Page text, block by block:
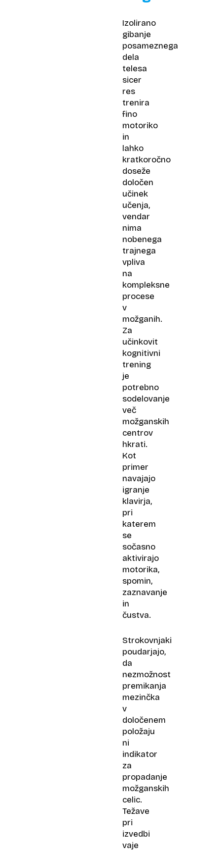
Izolirano
gibanje
posameznega
dela
telesa
sicer
res
trenira
fino
motoriko
in
lahko
kratkoročno
doseže
določen
učinek
učenja,
vendar
nima
nobenega
trajnega
vpliva
na
kompleksne
procese
v
možganih.
Za
učinkovit
kognitivni
trening
je
potrebno
sodelovanje
več
možganskih
centrov
hkrati.
Kot
primer
navajajo
igranje
klavirja,
pri
katerem
se
sočasno
aktivirajo
motorika,
spomin,
zaznavanje
in
čustva.
Strokovnjaki
poudarjajo,
da
nezmožnost
premikanja
mezinčka
v
določenem
položaju
ni
indikator
za
propadanje
možganskih
celic.
Težave
pri
izvedbi
vaje